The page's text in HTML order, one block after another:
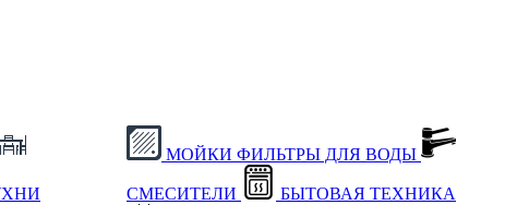
МОЙКИ ФИЛЬТРЫ ДЛЯ ВОДЫ
СМЕСИТЕЛИ БЫТОВАЯ ТЕХНИКА